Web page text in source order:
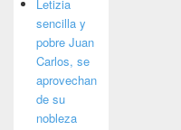
Letizia
sencilla y
pobre Juan
Carlos, se
aprovechan
de su
nobleza